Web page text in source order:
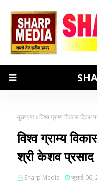
मुख्यपृष्ठ विश्व ग्राम्य विकास
विश्व ग्राम्य
श्री केशव प्रसाद
Sharp Media जुलाई 06,